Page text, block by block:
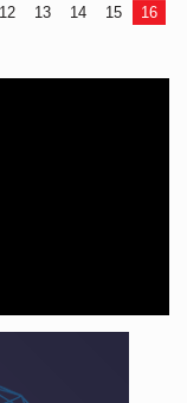
12 13 14 15
16